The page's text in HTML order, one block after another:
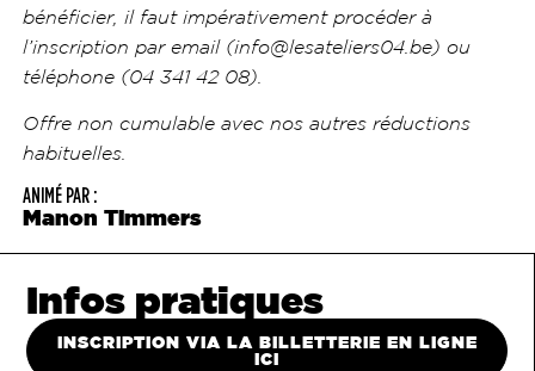
bénéficier, il faut impérativement procéder à
l’inscription par email (info@lesateliers04.be) ou
téléphone (04 341 42 08).
Offre non cumulable avec nos autres réductions
habituelles.
ANIMÉ PAR :
Manon Timmers
Infos pratiques
INSCRIPTION VIA LA BILLETTERIE EN LIGNE
ICI